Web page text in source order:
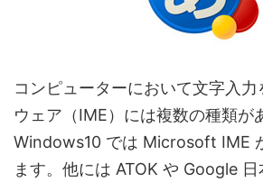
コンピューターにおいて文字入力
ウェア（IME）には複数の種類が
Windows10 では Microsoft IME
ます。他には ATOK や Google